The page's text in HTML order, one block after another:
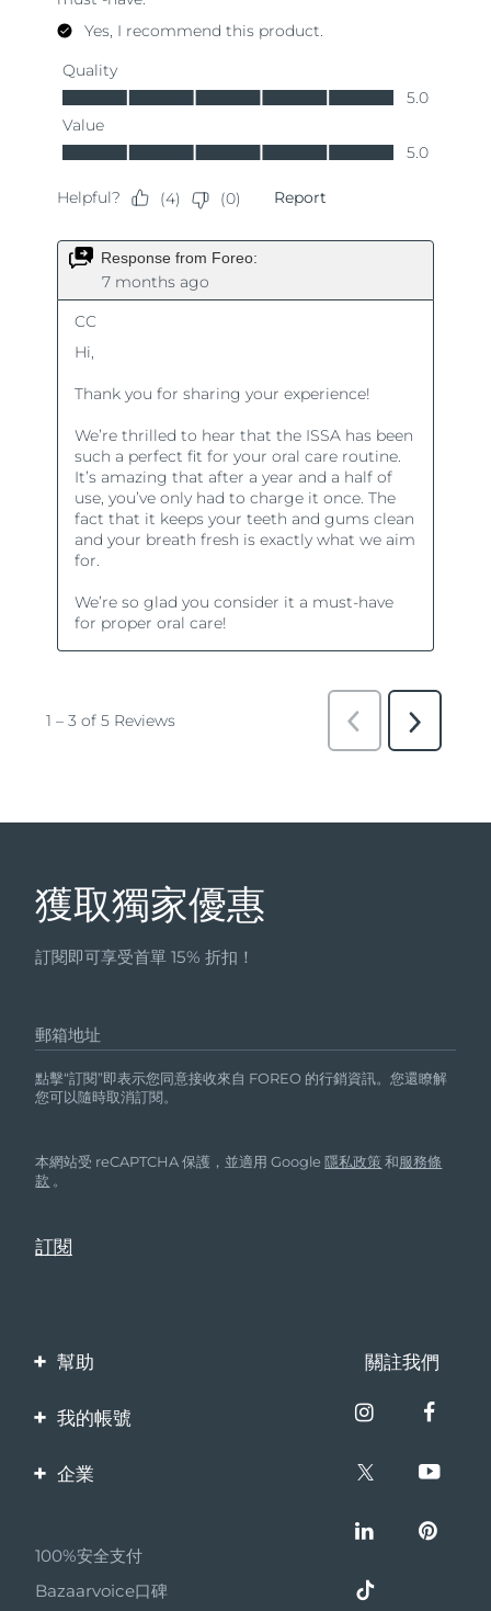
獲取獨家優惠
訂閱即可享受首單 15% 折扣！
郵箱地址
點擊“訂閱”即表示您同意接收來自 FOREO 的行銷資訊。您還瞭解
您可以隨時取消訂閱。
本網站受 reCAPTCHA 保護，並適用 Google隱私政策 和服務條
款 。
幫助
聯繫我們
保修與退換貨
關註我們
我的帳號
產品註冊
企業
夥伴計畫
聯盟新聞
100%安全支付
Bazaarvoice口碑